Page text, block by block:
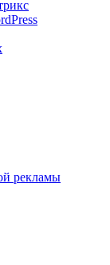
рекламы